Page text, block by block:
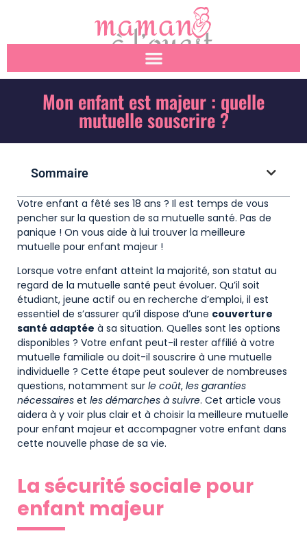
Mon enfant est majeur : quelle
mutuelle souscrire ?
Sommaire
Votre enfant a fêté ses 18 ans ? Il est temps de vous
pencher sur la question de sa mutuelle santé. Pas de
panique ! On vous aide à lui trouver la meilleure
mutuelle pour enfant majeur !
Lorsque votre enfant atteint la majorité, son statut au
regard de la mutuelle santé peut évoluer. Qu’il soit
étudiant, jeune actif ou en recherche d’emploi, il est
essentiel de s’assurer qu’il dispose d’une couverture
santé adaptée à sa situation. Quelles sont les options
disponibles ? Votre enfant peut-il rester affilié à votre
mutuelle familiale ou doit-il souscrire à une mutuelle
individuelle ? Cette étape peut soulever de nombreuses
questions, notamment sur le coût, les garanties
nécessaires et les démarches à suivre. Cet article vous
aidera à y voir plus clair et à choisir la meilleure mutuelle
pour enfant majeur et accompagner votre enfant dans
cette nouvelle phase de sa vie.
La sécurité sociale pour
enfant majeur